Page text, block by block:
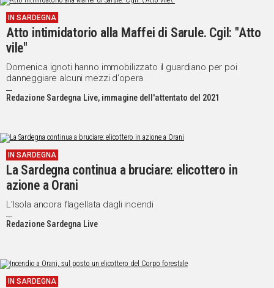
IN SARDEGNA
Atto intimidatorio alla Maffei di Sarule. Cgil: "Atto
vile"
Domenica ignoti hanno immobilizzato il guardiano per poi
danneggiare alcuni mezzi d'opera
Redazione Sardegna Live, immagine dell'attentato del 2021
IN SARDEGNA
La Sardegna continua a bruciare: elicottero in
azione a Orani
L’Isola ancora flagellata dagli incendi
Redazione Sardegna Live
IN SARDEGNA